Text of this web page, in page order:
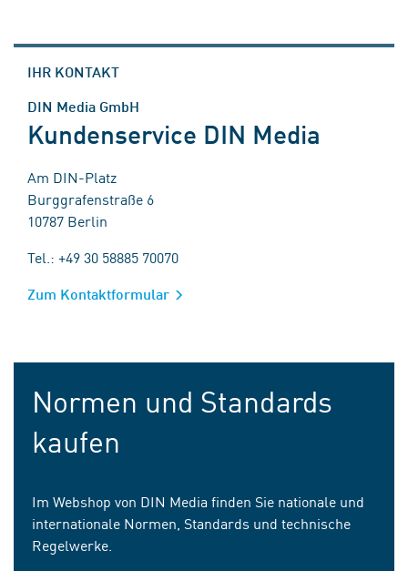
IHR KONTAKT
DIN Media GmbH
Kundenservice DIN Media
Am DIN-Platz
Burggrafenstraße 6
10787 Berlin
Tel.: +49 30 58885 70070
Zum Kontaktformular
Normen und Standards
kaufen
Im Webshop von DIN Media finden Sie nationale und
internationale Normen, Standards und technische
Regelwerke.